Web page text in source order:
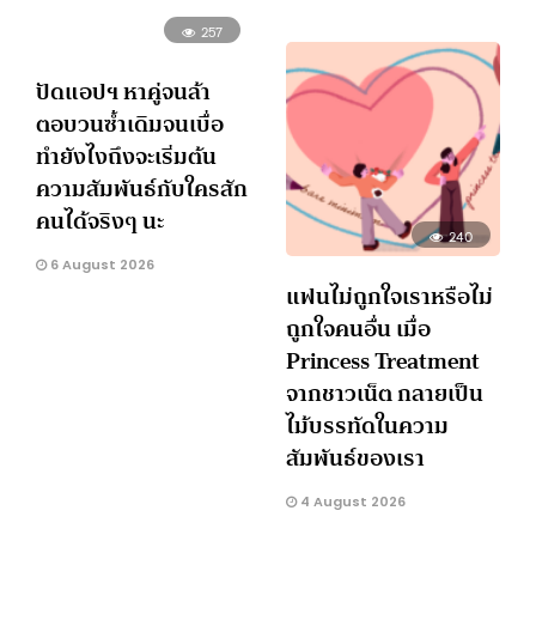
257
ปัดแอปฯ หาคู่จนล้า
ตอบวนซ้ำเดิมจนเบื่อ
ทำยังไงถึงจะเริ่มต้น
ความสัมพันธ์กับใครสัก
คนได้จริงๆ นะ
6 August 2026
240
แฟนไม่ถูกใจเราหรือไม่
ถูกใจคนอื่น เมื่อ
Princess Treatment
จากชาวเน็ต กลายเป็น
ไม้บรรทัดในความ
สัมพันธ์ของเรา
4 August 2026